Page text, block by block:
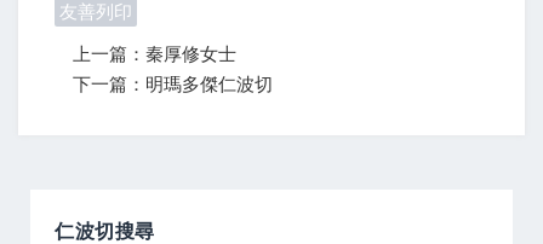
友善列印
上一篇：秦厚修女士
下一篇：明瑪多傑仁波切
仁波切搜尋